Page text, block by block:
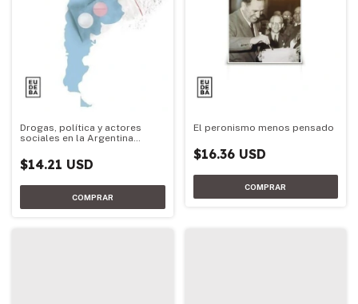
Drogas, política y actores
sociales en la Argentina
$14.21 USD
El peronismo menos pensado
$16.36 USD